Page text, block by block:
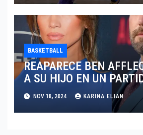
BASKETBALL
REAPARECE BEN
A SU HIJO EN UN
LAKERS VS TORONTO
NOV 18, 2024 KARINA ELIAN